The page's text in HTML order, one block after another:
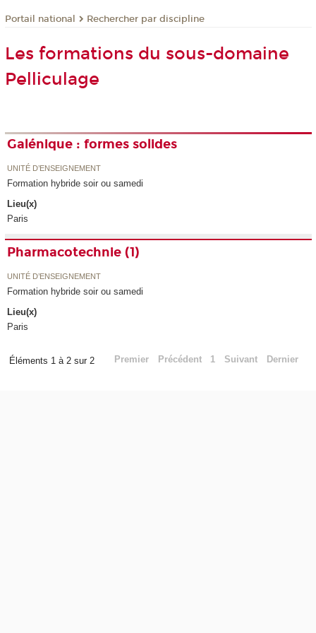
Portail national Rechercher par discipline
Les formations du sous-domaine
Pelliculage
Galénique : formes solides
UNITÉ D’ENSEIGNEMENT
Formation hybride soir ou samedi
Lieu(x)
Paris
Pharmacotechnie (1)
UNITÉ D’ENSEIGNEMENT
Formation hybride soir ou samedi
Lieu(x)
Paris
Éléments 1 à 2 sur 2 Premier Précédent 1 Suivant Dernier